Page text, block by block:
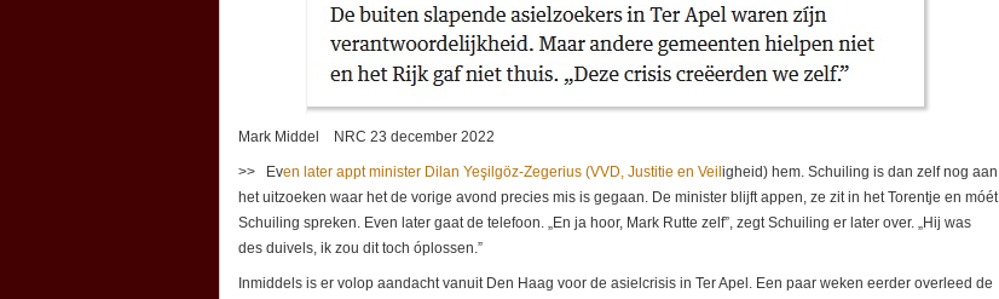
Mark Middel NRC 23 december 2022
>> Even later appt minister Dilan Yeşilgöz-Zegerius (VVD, Justitie en Veil igheid) hem. Schuiling is dan zelf nog aan
het uitzoeken waar het de vorige avond precies mis is gegaan. De minister blijft appen, ze zit in het Torentje en móét
Schuiling spreken. Even later gaat de telefoon. „En ja hoor, Mark Rutte zelf”, zegt Schuiling er later over. „Hij was
des duivels, ik zou dit toch óplossen.”
Inmiddels is er volop aandacht vanuit Den Haag voor de asielcrisis in Ter Apel. Een paar weken eerder overleed de